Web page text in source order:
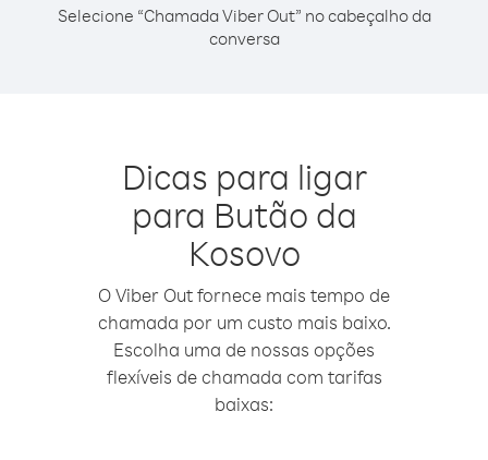
Selecione “Chamada Viber Out” no cabeçalho da
conversa
Dicas para ligar
para Butão da
Kosovo
O Viber Out fornece mais tempo de
chamada por um custo mais baixo.
Escolha uma de nossas opções
flexíveis de chamada com tarifas
baixas: